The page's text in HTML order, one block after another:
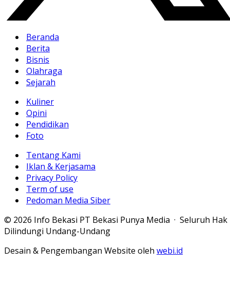
Beranda
Berita
Bisnis
Olahraga
Sejarah
Kuliner
Opini
Pendidikan
Foto
Tentang Kami
Iklan & Kerjasama
Privacy Policy
Term of use
Pedoman Media Siber
© 2026 Info Bekasi PT Bekasi Punya Media · Seluruh Hak
Dilindungi Undang-Undang
Desain & Pengembangan Website oleh webi.id